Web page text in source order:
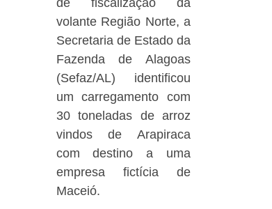
volante Região Norte, a
Secretaria de Estado da
Fazenda de Alagoas
(Sefaz/AL) identificou
um carregamento com
30 toneladas de arroz
vindos de Arapiraca
com destino a uma
empresa fictícia de
Maceió.